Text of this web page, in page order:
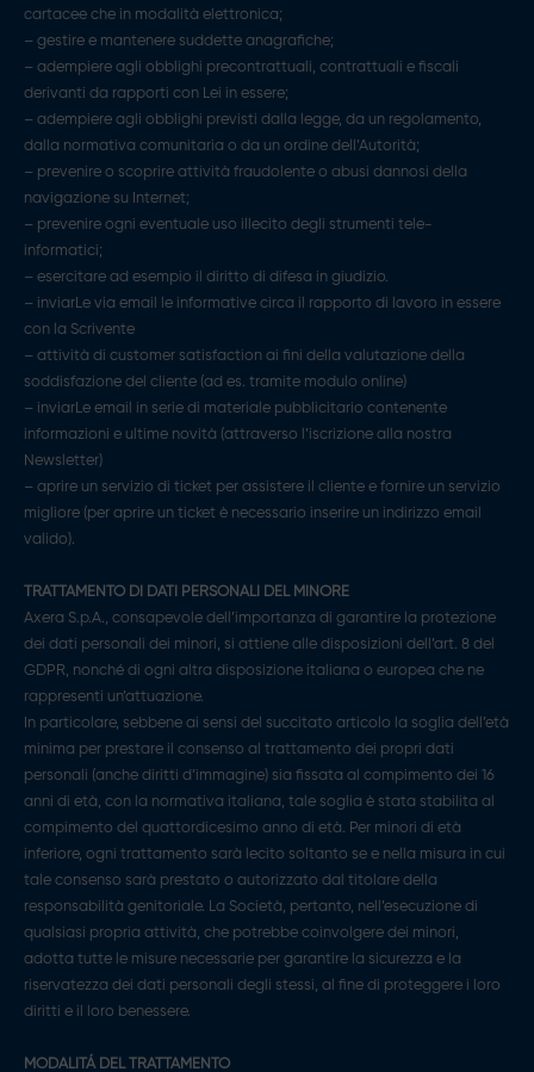
cartacee che in modalità elettronica;
– gestire e mantenere suddette anagrafiche;
– adempiere agli obblighi precontrattuali, contrattuali e fiscali
derivanti da rapporti con Lei in essere;
– adempiere agli obblighi previsti dalla legge, da un regolamento,
dalla normativa comunitaria o da un ordine dell’Autorità;
– prevenire o scoprire attività fraudolente o abusi dannosi della
navigazione su Internet;
– prevenire ogni eventuale uso illecito degli strumenti tele-
informatici;
– esercitare ad esempio il diritto di difesa in giudizio.
– inviarLe via email le informative circa il rapporto di lavoro in essere
con la Scrivente
– attività di customer satisfaction ai fini della valutazione della
soddisfazione del cliente (ad es. tramite modulo online)
– inviarLe email in serie di materiale pubblicitario contenente
informazioni e ultime novità (attraverso l’iscrizione alla nostra
Newsletter)
– aprire un servizio di ticket per assistere il cliente e fornire un servizio
migliore (per aprire un ticket è necessario inserire un indirizzo email
valido).
TRATTAMENTO DI DATI PERSONALI DEL MINORE
Axera S.p.A., consapevole dell’importanza di garantire la protezione
dei dati personali dei minori, si attiene alle disposizioni dell’art. 8 del
GDPR, nonché di ogni altra disposizione italiana o europea che ne
rappresenti un’attuazione.
In particolare, sebbene ai sensi del succitato articolo la soglia dell’età
minima per prestare il consenso al trattamento dei propri dati
personali (anche diritti d’immagine) sia fissata al compimento dei 16
anni di età, con la normativa italiana, tale soglia è stata stabilita al
compimento del quattordicesimo anno di età. Per minori di età
inferiore, ogni trattamento sarà lecito soltanto se e nella misura in cui
tale consenso sarà prestato o autorizzato dal titolare della
responsabilità genitoriale. La Società, pertanto, nell’esecuzione di
qualsiasi propria attività, che potrebbe coinvolgere dei minori,
adotta tutte le misure necessarie per garantire la sicurezza e la
riservatezza dei dati personali degli stessi, al fine di proteggere i loro
diritti e il loro benessere.
MODALITÁ DEL TRATTAMENTO